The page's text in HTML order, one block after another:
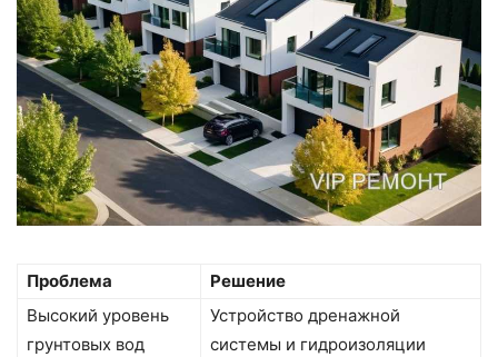
Проблема
Решение
Высокий уровень
грунтовых вод
Устройство дренажной
системы и гидроизоляции